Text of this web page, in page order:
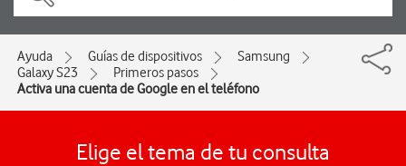
Ayuda Guías de dispositivos
Samsung
Galaxy S23
Primeros pasos
Activa una cuenta de Google en el teléfono
Elige el tema de tu consulta